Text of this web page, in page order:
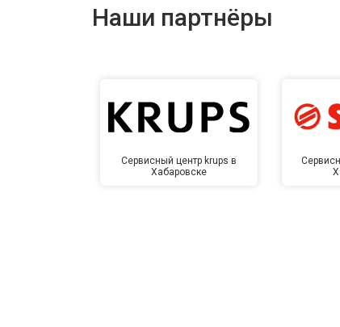
Наши партнёры
Сервисный центр krups в
Хабаровске